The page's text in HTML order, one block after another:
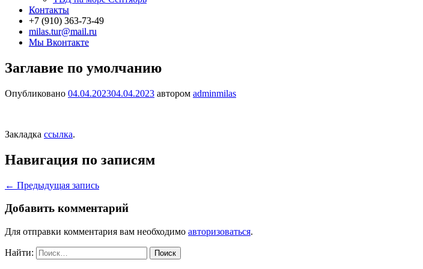
Контакты
+7 (910) 363-73-49
milas.tur@mail.ru
Мы Вконтакте
Заглавие по умолчанию
Опубликовано 04.04.202304.04.2023 автором adminmilas
Закладка ссылка.
Навигация по записям
← Предыдущая запись
Добавить комментарий
Для отправки комментария вам необходимо авторизоваться.
Найти: